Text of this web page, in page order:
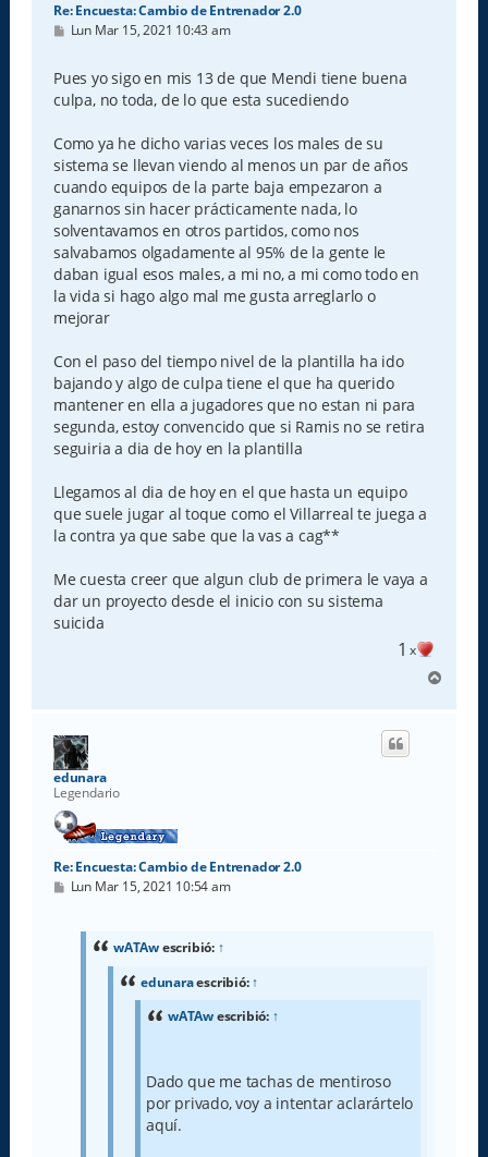
Re: Encuesta: Cambio de Entrenador 2.0
M
s
a
j
Lun Mar 15, 2021 10:43 am
Pues yo sigo en mis 13 de que Mendi tiene buena
culpa, no toda, de lo que esta sucediendo
Como ya he dicho varias veces los males de su
sistema se llevan viendo al menos un par de años
cuando equipos de la parte baja empezaron a
ganarnos sin hacer prácticamente nada, lo
solventavamos en otros partidos, como nos
salvabamos olgadamente al 95% de la gente le
daban igual esos males, a mi no, a mi como todo en
la vida si hago algo mal me gusta arreglarlo o
mejorar
Con el paso del tiempo nivel de la plantilla ha ido
bajando y algo de culpa tiene el que ha querido
mantener en ella a jugadores que no estan ni para
segunda, estoy convencido que si Ramis no se retira
seguiria a dia de hoy en la plantilla
Llegamos al dia de hoy en el que hasta un equipo
que suele jugar al toque como el Villarreal te juega a
la contra ya que sabe que la vas a cag**
Me cuesta creer que algun club de primera le vaya a
dar un proyecto desde el inicio con su sistema
suicida
1 x
r
edunara
Legendario
Re: Encuesta: Cambio de Entrenador 2.0
M
Lun Mar 15, 2021 10:54 am
wATAwescribió: ↑
edunaraescribió:↑
wATAwescribió: ↑
Dado que me tachas de mentiroso
por privado, voy a intentar aclarártelo
aquí.